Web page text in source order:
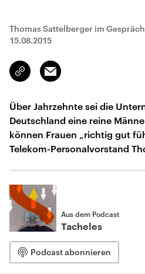
Thomas Sattelberger im
15.08.2015
Link
kopieren/teilen
Email
Über Jahrzehnte sei die
Deutschland eine reine
können Frauen „richtig gut
Telekom-Personalvorstand
Aus dem Podcast
Tacheles
Podcast abonnieren